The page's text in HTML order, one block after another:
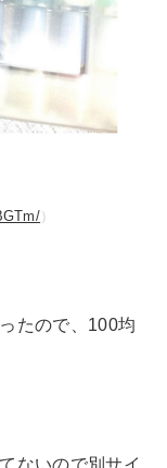
）
たので、100均